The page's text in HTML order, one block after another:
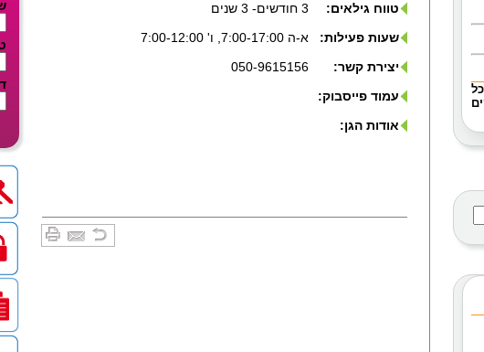
טווח גילאים:
3 חודשים- 3 שנים
שעות פעילות:
א-ה 7:00-17:00, ו' 7:00-12:00
יצירת קשר:
050-9615156
עמוד פייסבוק:
אודות הגן: